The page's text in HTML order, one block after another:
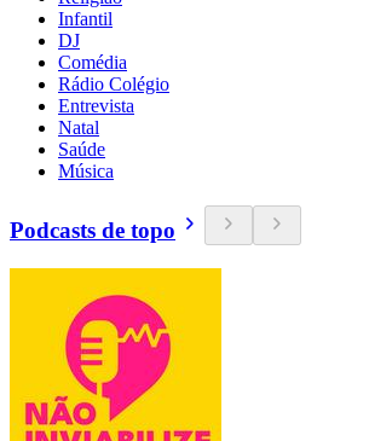
Infantil
DJ
Comédia
Rádio Colégio
Entrevista
Natal
Saúde
Música
Podcasts de topo